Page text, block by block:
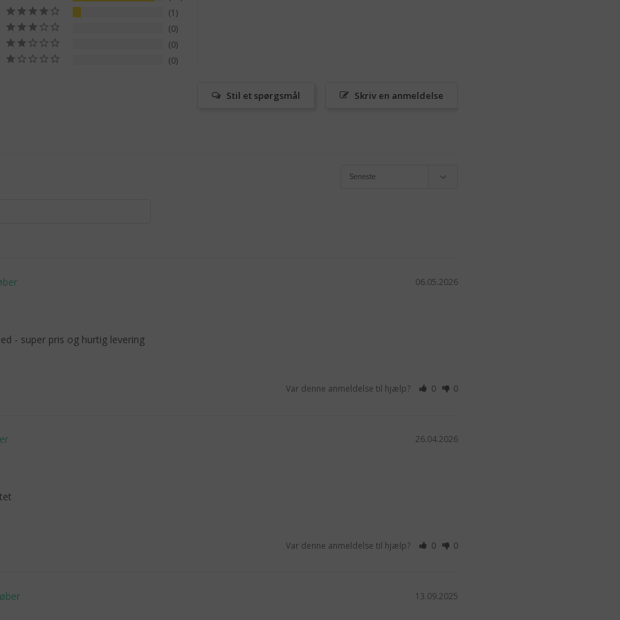
1
0
0
0
Skriv en anmeldelse
Stil et spørgsmål
06.05.2026
- super pris og hurtig levering
Var denne anmeldelse til hjælp? 0 0
26.04.2026
Var denne anmeldelse til hjælp? 0 0
13.09.2025